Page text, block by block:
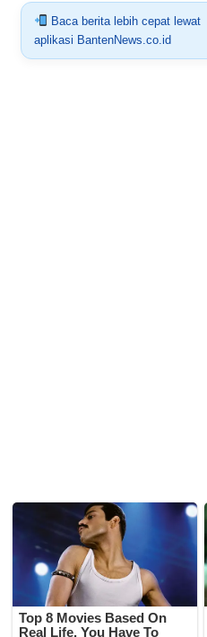
Baca berita lebih cepat lewat
aplikasi BantenNews.co.id